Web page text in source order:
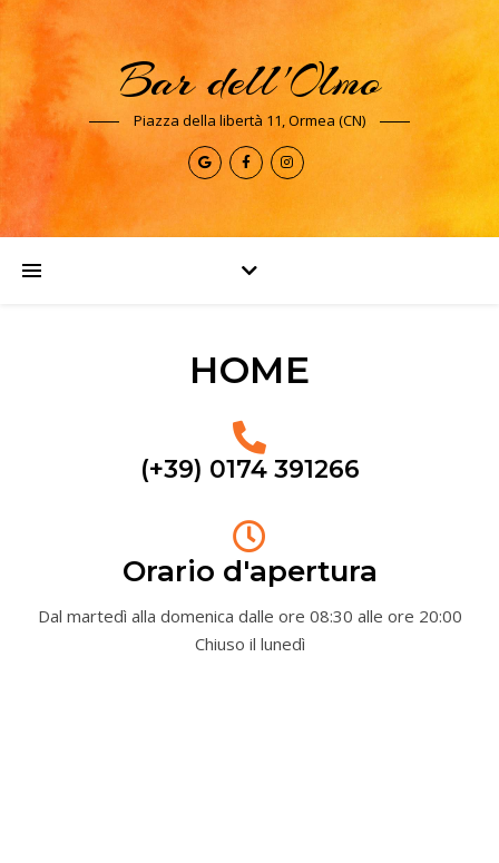
Bar dell'Olmo
Piazza della libertà 11, Ormea (CN)
HOME
(+39) 0174 391266
Orario d'apertura
Dal martedì alla domenica dalle ore 08:30 alle ore 20:00
Chiuso il lunedì